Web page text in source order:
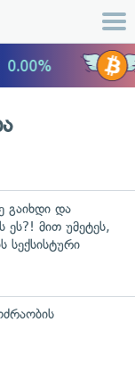
გაიხდი და
ეს?! მით უმეტეს,